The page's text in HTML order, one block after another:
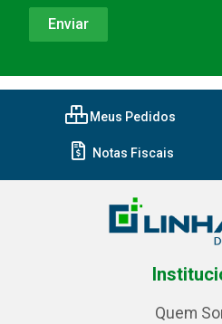
Meus Pedidos
Notas Fiscais
Quem